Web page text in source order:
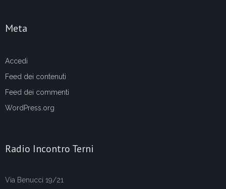
Meta
Accedi
Feed dei contenuti
Feed dei commenti
WordPress.org
Radio Incontro Terni
Via Benucci 19/21